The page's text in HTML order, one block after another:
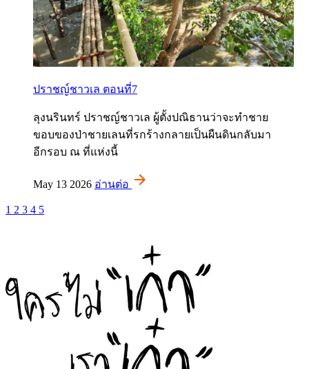
ปราชญ์ชาวเล ตอนที่7
ลุงนรินทร์ ปราชญ์ชาวเล ผู้ตั้งปณิธานว่าจะทำชาย
ขอบของป่าชายเลนที่รกร้างกลายเป็นผืนดินกลับมา
อีกรอบ ณ ที่แห่งนี้
May 13 2026 อ่านต่อ
1 2 3 4 5